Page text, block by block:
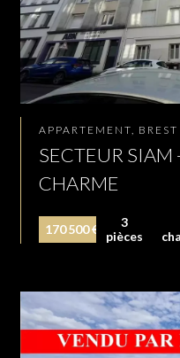
APPARTEMENT, BREST
SECTEUR SIAM
CHARME
170 500 €
3
pièces